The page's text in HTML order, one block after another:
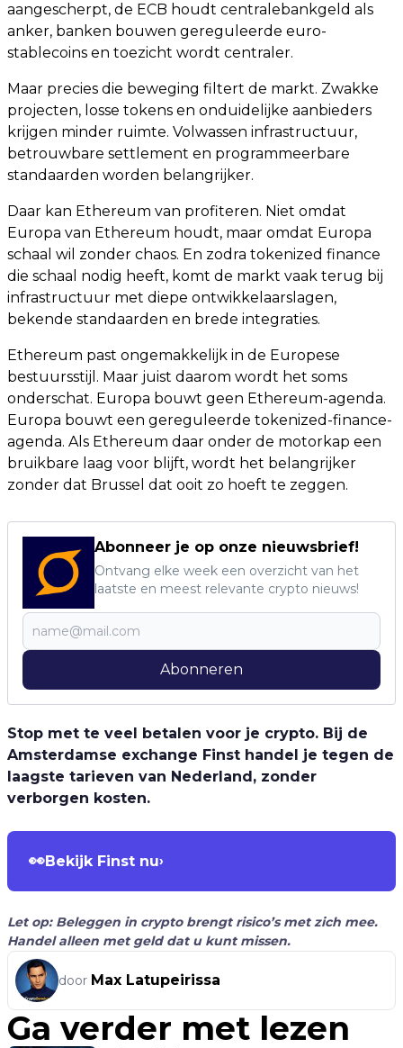
aangescherpt, de ECB houdt centralebankgeld als
anker, banken bouwen gereguleerde euro-
stablecoins en toezicht wordt centraler.
Maar precies die beweging filtert de markt. Zwakke
projecten, losse tokens en onduidelijke aanbieders
krijgen minder ruimte. Volwassen infrastructuur,
betrouwbare settlement en programmeerbare
standaarden worden belangrijker.
Daar kan Ethereum van profiteren. Niet omdat
Europa van Ethereum houdt, maar omdat Europa
schaal wil zonder chaos. En zodra tokenized finance
die schaal nodig heeft, komt de markt vaak terug bij
infrastructuur met diepe ontwikkelaarslagen,
bekende standaarden en brede integraties.
Ethereum past ongemakkelijk in de Europese
bestuursstijl. Maar juist daarom wordt het soms
onderschat. Europa bouwt geen Ethereum-agenda.
Europa bouwt een gereguleerde tokenized-finance-
agenda. Als Ethereum daar onder de motorkap een
bruikbare laag voor blijft, wordt het belangrijker
zonder dat Brussel dat ooit zo hoeft te zeggen.
Abonneer je op onze nieuwsbrief!
Ontvang elke week een overzicht van het
laatste en meest relevante crypto nieuws!
Abonneren
Stop met te veel betalen voor je crypto. Bij de
Amsterdamse exchange Finst handel je tegen de
laagste tarieven van Nederland, zonder
verborgen kosten.
👀Bekijk Finst nu›
Let op: Beleggen in crypto brengt risico’s met zich mee.
Handel alleen met geld dat u kunt missen.
door Max Latupeirissa
Ga verder met lezen